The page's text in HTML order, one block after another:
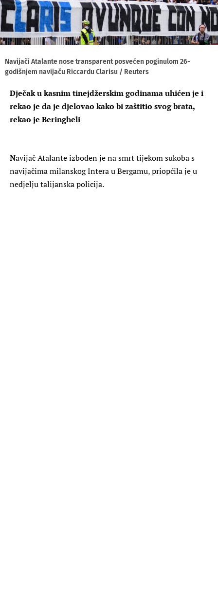
Navijači Atalante nose transparent posvećen poginulom 26-
godišnjem navijaču Riccardu Clarisu / Reuters
Dječak u kasnim tinejdžerskim godinama uhićen je i
rekao je da je djelovao kako bi zaštitio svog brata,
rekao je Beringheli
Navijač Atalante izboden je na smrt tijekom sukoba s
navijačima milanskog Intera u Bergamu, priopćila je u
nedjelju talijanska policija.